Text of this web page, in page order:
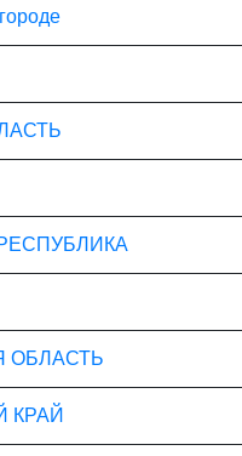
ОБЛАСТЬ
КРАЙ